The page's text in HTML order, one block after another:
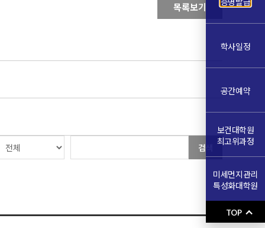
목록보기
검색
학사일정
공간예약
보건대학원
최고위과정
미세먼지관리
특성화대학원
TOP